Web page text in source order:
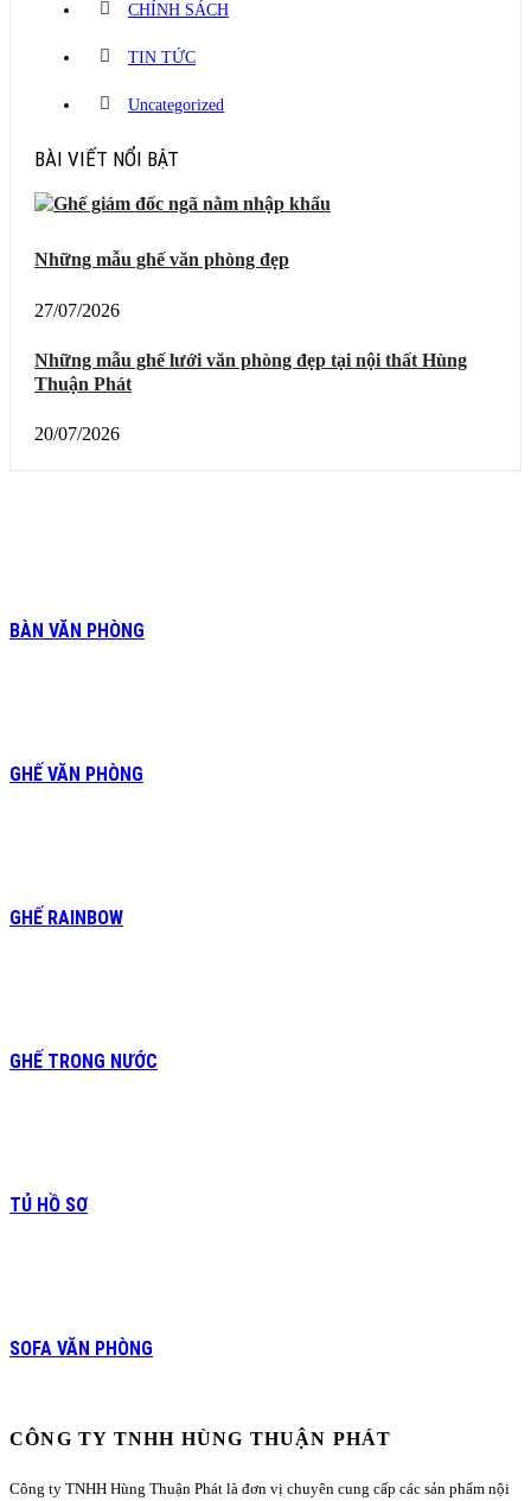
CHÍNH SÁCH
TIN TỨC
Uncategorized
BÀI VIẾT NỔI BẬT
Những mẫu ghế văn phòng đẹp
27/07/2026
Những mẫu ghế lưới văn phòng đẹp tại nội thất Hùng
Thuận Phát
20/07/2026
BÀN VĂN PHÒNG
GHẾ VĂN PHÒNG
GHẾ RAINBOW
GHẾ TRONG NƯỚC
TỦ HỒ SƠ
SOFA VĂN PHÒNG
CÔNG TY TNHH HÙNG THUẬN PHÁT
Công ty TNHH Hùng Thuận Phát là đơn vị chuyên cung cấp các sản phẩm nội